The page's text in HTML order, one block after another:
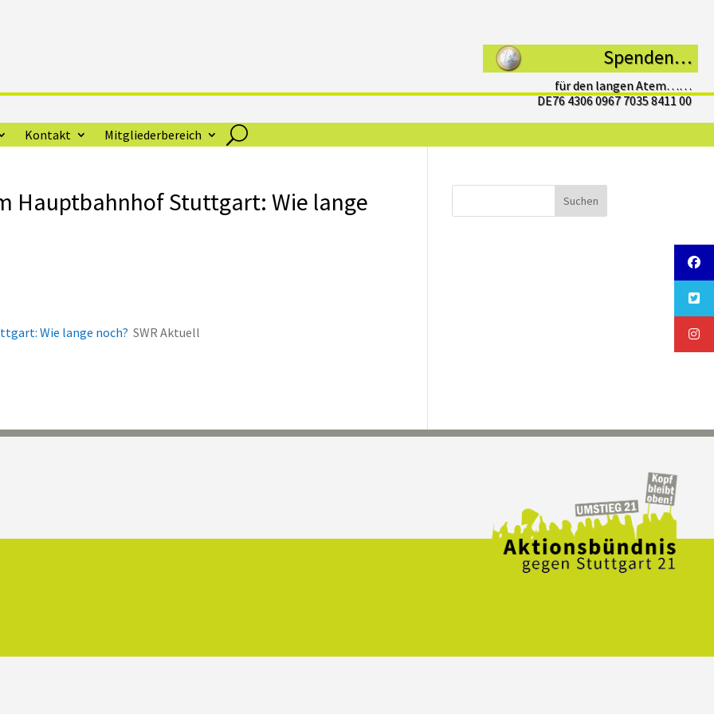
Spenden…
für den langen Atem……
DE76 4306 0967 7035 8411 00
Kontakt Mitgliederbereich
Hauptbahnhof Stuttgart: Wie lange
Wie lange noch? SWR Aktuell
Suchen